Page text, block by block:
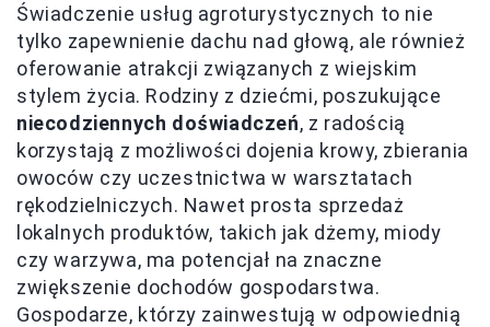
Świadczenie usług agroturystycznych to nie
tylko zapewnienie dachu nad głową, ale również
oferowanie atrakcji związanych z wiejskim
stylem życia. Rodziny z dziećmi, poszukujące
niecodziennych doświadczeń, z radością
korzystają z możliwości dojenia krowy, zbierania
owoców czy uczestnictwa w warsztatach
rękodzielniczych. Nawet prosta sprzedaż
lokalnych produktów, takich jak dżemy, miody
czy warzywa, ma potencjał na znaczne
zwiększenie dochodów gospodarstwa.
Gospodarze, którzy zainwestują w odpowiednią